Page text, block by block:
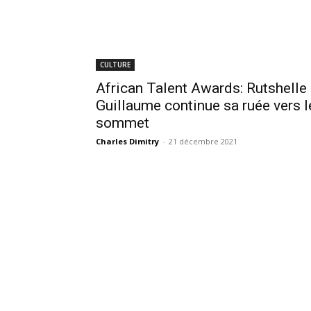
CULTURE
African Talent Awards: Rutshelle
Guillaume continue sa ruée vers
sommet
Charles Dimitry - 21 décembre 2021